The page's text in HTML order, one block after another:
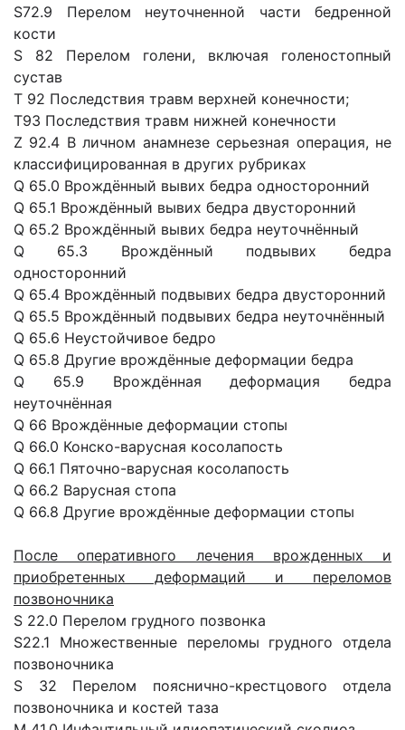
S72.9 Перелом неуточненной части бедренной
кости
S 82 Перелом голени, включая голеностопный
сустав
T 92 Последствия травм верхней конечности;
Т93 Последствия травм нижней конечности
Z 92.4 В личном анамнезе серьезная операция, не
классифицированная в других рубриках
Q 65.0 Врождённый вывих бедра односторонний
Q 65.1 Врождённый вывих бедра двусторонний
Q 65.2 Врождённый вывих бедра неуточнённый
Q 65.3 Врождённый подвывих бедра
односторонний
Q 65.4 Врождённый подвывих бедра двусторонний
Q 65.5 Врождённый подвывих бедра неуточнённый
Q 65.6 Неустойчивое бедро
Q 65.8 Другие врождённые деформации бедра
Q 65.9 Врождённая деформация бедра
неуточнённая
Q 66 Врождённые деформации стопы
Q 66.0 Конско-варусная косолапость
Q 66.1 Пяточно-варусная косолапость
Q 66.2 Варусная стопа
Q 66.8 Другие врождённые деформации стопы
После оперативного лечения врожденных и
приобретенных деформаций и переломов
позвоночника
S 22.0 Перелом грудного позвонка
S22.1 Множественные переломы грудного отдела
позвоночника
S 32 Перелом пояснично-крестцового отдела
позвоночника и костей таза